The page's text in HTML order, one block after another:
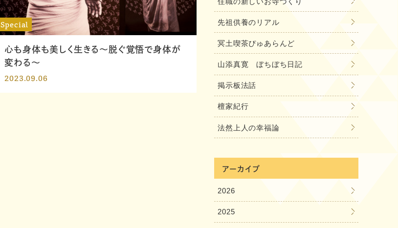
Special
心も身体も美しく生きる～脱ぐ覚悟で身体が
変わる～
2023.09.06
先祖供養のリアル
冥土喫茶ぴゅあらんど
山添真寛 ぼちぼち日記
掲示板法話
檀家紀行
法然上人の幸福論
アーカイブ
2026
2025